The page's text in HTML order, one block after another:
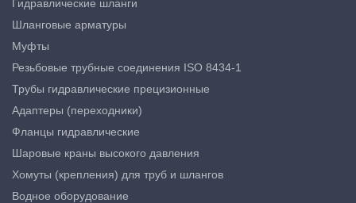
Гидравлические шланги
Шланговые арматуры
Муфты
Резьбовые трубные соединения ISO 8434-1
Трубы гидравлические прецизионные
Адаптеры (переходники)
Фланцы гидравлические
Шаровые краны высокого давления
Хомуты (крепления) для труб и шлангов
Водное оборудование